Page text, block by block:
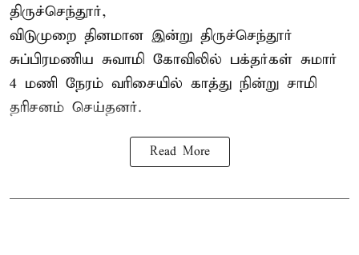
திருச்செந்தூர்,
விடுமுறை தினமான இன்று திருச்செந்தூர்
சுப்பிரமணிய சுவாமி கோவிலில் பக்தர்கள் சுமார்
4 மணி நேரம் வரிசையில் காத்து நின்று சாமி
தரிசனம் செய்தனர்.
Read More